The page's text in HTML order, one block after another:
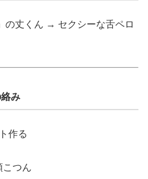
の丈くん → セクシーな舌ペロ
み
作る
こつん